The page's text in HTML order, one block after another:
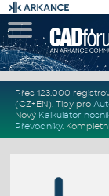
Přes 123.000
(CZ+EN). Tipy pro
Nový Kalkulátor
Převodníky.